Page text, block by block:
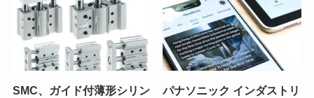
SMC、ガイド付薄形シリン
パナソニック インダストリ